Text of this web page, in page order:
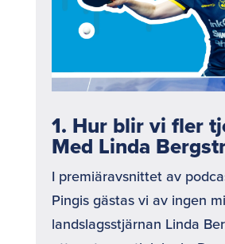
1. Hur blir vi fler
Med Linda
I premiäravsnittet av
Pingis gästas vi av ingen
landslagsstjärnan Linda